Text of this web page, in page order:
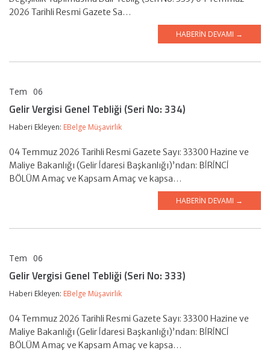
2026 Tarihli Resmi Gazete Sa…
HABERIN DEVAMI →
Tem 06
Gelir Vergisi Genel Tebliği (Seri No: 334)
Haberi Ekleyen: EBelge Müşavirlik
04 Temmuz 2026 Tarihli Resmi Gazete Sayı: 33300 Hazine ve
Maliye Bakanlığı (Gelir İdaresi Başkanlığı)’ndan: BİRİNCİ
BÖLÜM Amaç ve Kapsam Amaç ve kapsa…
HABERIN DEVAMI →
Tem 06
Gelir Vergisi Genel Tebliği (Seri No: 333)
Haberi Ekleyen: EBelge Müşavirlik
04 Temmuz 2026 Tarihli Resmi Gazete Sayı: 33300 Hazine ve
Maliye Bakanlığı (Gelir İdaresi Başkanlığı)’ndan: BİRİNCİ
BÖLÜM Amaç ve Kapsam Amaç ve kapsa…